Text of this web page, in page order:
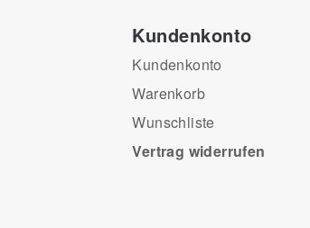
Kundenkonto
Kundenkonto
Warenkorb
Wunschliste
Vertrag widerrufen